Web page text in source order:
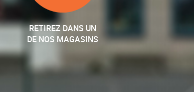
RETIREZ DANS UN
DE NOS MAGASINS